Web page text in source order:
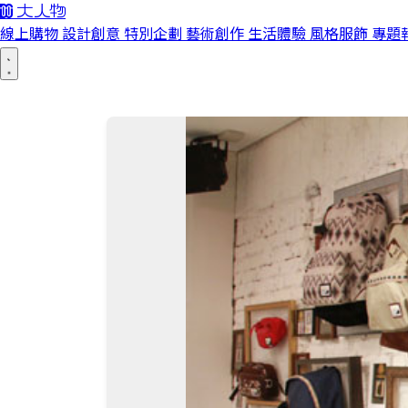
線上購物 設計創意 特別企劃 藝術創作 生活體驗 風格服飾 專題